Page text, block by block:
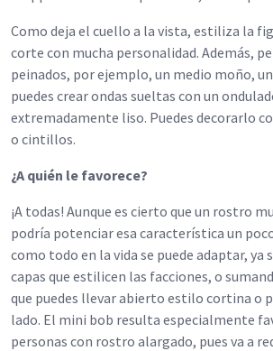
Como deja el cuello a la vista, estiliza la
corte con mucha personalidad. Además,
peinados, por ejemplo, un medio moño,
puedes crear ondas sueltas con un
extremadamente liso. Puedes decorarlo
o cintillos.
¿A quién le favorece?
¡A todas! Aunque es cierto que un rostro
podría potenciar esa característica un
como todo en la vida se puede adaptar, ya
capas que estilicen las facciones, o
que puedes llevar abierto estilo cortina o
lado. El mini bob resulta especialmente
personas con rostro alargado, pues va a